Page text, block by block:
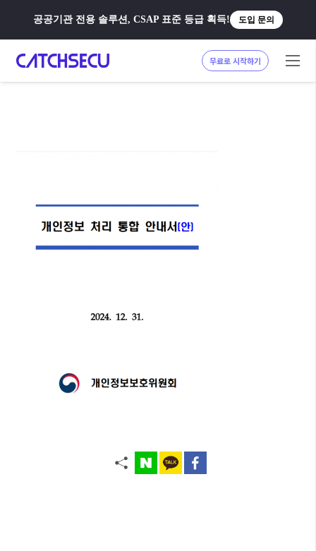
공공기관 전용 솔루션, CSAP 표준 등급 획득! 도입 문의
무료로 시작하기